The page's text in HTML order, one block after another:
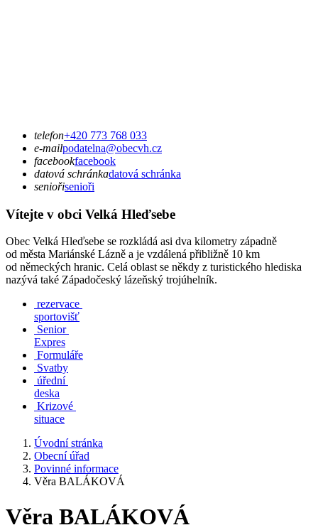
telefon+420 773 768 033
e-mailpodatelna@obecvh.cz
facebookfacebook
datová schránkadatová schránka
seniořisenioři
Vítejte v obci Velká Hleďsebe
Obec Velká Hleďsebe se rozkládá asi dva kilometry západně
od města Mariánské Lázně a je vzdálená přibližně 10 km
od německých hranic. Celá oblast se někdy z turistického hlediska
nazývá také Západočeský lázeňský trojúhelník.
rezervace
sportovišť
Senior
Expres
Formuláře
Svatby
úřední
deska
Krizové
situace
Úvodní stránka
Obecní úřad
Povinné informace
Věra BALÁKOVÁ
Věra BALÁKOVÁ